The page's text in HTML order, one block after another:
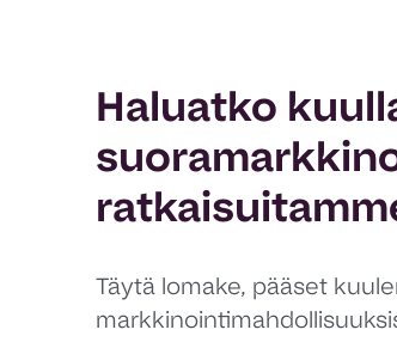
Haluatko
Täytä lomake, pääset